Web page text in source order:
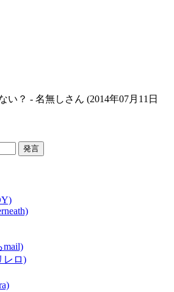
い？ - 名無しさん (2014年07月11日
mail)
レロ)